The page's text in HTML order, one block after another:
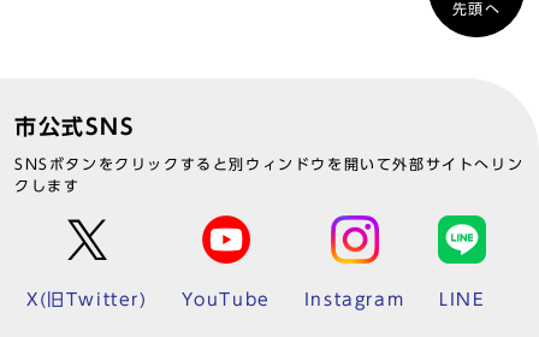
先頭へ
市公式SNS
SNSボタンをクリックすると別ウィンドウを開いて外部サイトへリン
クします
X(旧Twitter) YouTube Instagram LINE